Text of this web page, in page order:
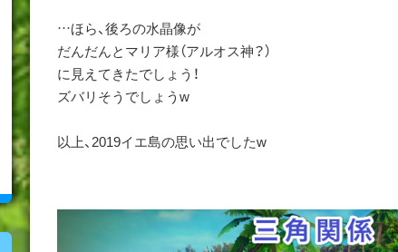
…ほら、後ろの水晶像が
だんだんとマリア様（アルオス神？）
に見えてきたでしょう！
ズバリそうでしょうw
以上、2019イエ島の思い出でしたw